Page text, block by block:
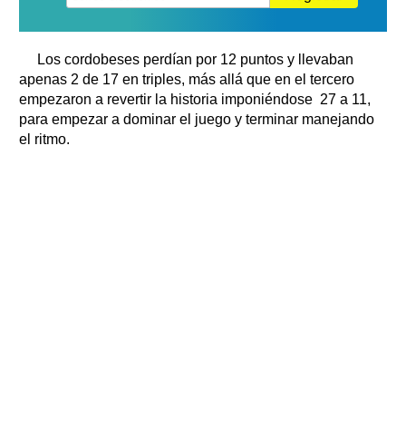
Los cordobeses perdían por 12 puntos y llevaban
apenas 2 de 17 en triples, más allá que en el tercero
empezaron a revertir la historia imponiéndose 27 a 11,
para empezar a dominar el juego y terminar manejando
el ritmo.